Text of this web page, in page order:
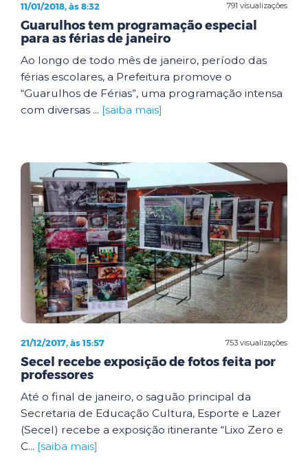
791 visualizações
11/01/2018, às 8:32
Guarulhos tem programação especial
para as férias de janeiro
Ao longo de todo mês de janeiro, período das
férias escolares, a Prefeitura promove o
“Guarulhos de Férias”, uma programação intensa
com diversas ... [saiba mais]
753 visualizações
21/12/2017, às 15:57
Secel recebe exposição de fotos feita por
professores
Até o final de janeiro, o saguão principal da
Secretaria de Educação Cultura, Esporte e Lazer
(Secel) recebe a exposição itinerante “Lixo Zero e
C... [saiba mais]